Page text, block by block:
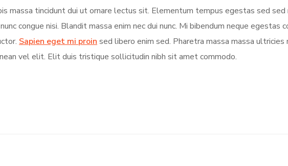
massa tincidunt dui ut ornare lectus sit. Elementum tempus egestas sed
congue nisi. Blandit massa enim nec dui nunc. Mi bibendum neque egestas
Sapien eget mi proin sed libero enim sed. Pharetra massa massa
vel elit. Elit duis tristique sollicitudin nibh sit amet commodo.